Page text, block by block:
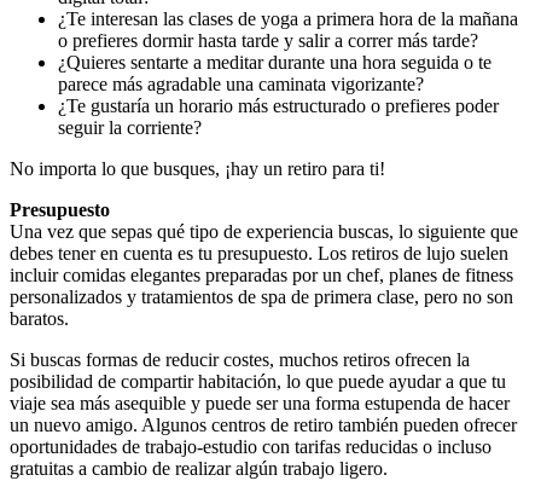
¿Te interesan las clases de yoga a primera hora de la mañana
o prefieres dormir hasta tarde y salir a correr más tarde?
¿Quieres sentarte a meditar durante una hora seguida o te
parece más agradable una caminata vigorizante?
¿Te gustaría un horario más estructurado o prefieres poder
seguir la corriente?
No importa lo que busques, ¡hay un retiro para ti!
Presupuesto
Una vez que sepas qué tipo de experiencia buscas, lo siguiente que
debes tener en cuenta es tu presupuesto. Los retiros de lujo suelen
incluir comidas elegantes preparadas por un chef, planes de fitness
personalizados y tratamientos de spa de primera clase, pero no son
baratos.
Si buscas formas de reducir costes, muchos retiros ofrecen la
posibilidad de compartir habitación, lo que puede ayudar a que tu
viaje sea más asequible y puede ser una forma estupenda de hacer
un nuevo amigo. Algunos centros de retiro también pueden ofrecer
oportunidades de trabajo-estudio con tarifas reducidas o incluso
gratuitas a cambio de realizar algún trabajo ligero.